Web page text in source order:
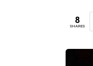
8
SHARES